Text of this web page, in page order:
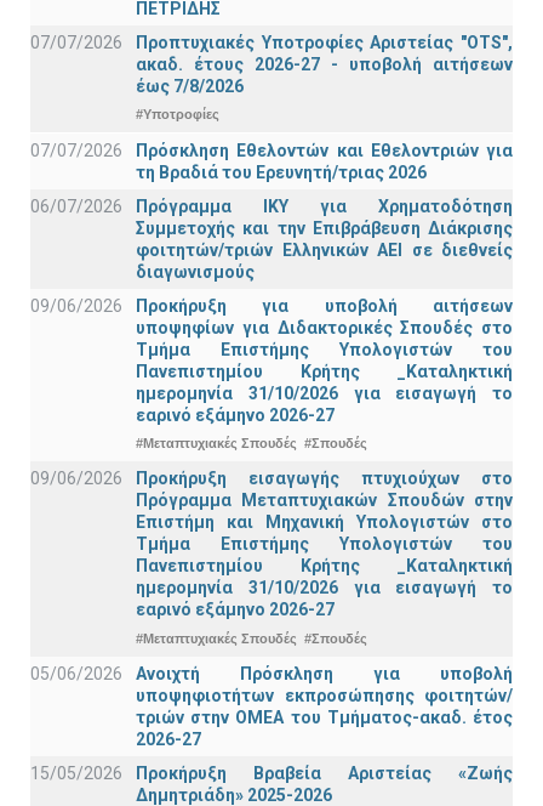
ΠΕΤΡΙΔΗΣ
07/07/2026
Προπτυχιακές Υποτροφίες Αριστείας "OTS",
ακαδ. έτους 2026-27 - υποβολή αιτήσεων
έως 7/8/2026
#Υποτροφίες
07/07/2026
Πρόσκληση Εθελοντών και Εθελοντριών για
τη Βραδιά του Ερευνητή/τριας 2026
06/07/2026
Πρόγραμμα ΙΚΥ για Χρηματοδότηση
Συμμετοχής και την Επιβράβευση Διάκρισης
φοιτητών/τριών Ελληνικών ΑΕΙ σε διεθνείς
διαγωνισμούς
09/06/2026
Προκήρυξη για υποβολή αιτήσεων
υποψηφίων για Διδακτορικές Σπουδές στο
Τμήμα Eπιστήμης Υπολογιστών του
Πανεπιστημίου Κρήτης _Καταληκτική
ημερομηνία 31/10/2026 για εισαγωγή το
εαρινό εξάμηνο 2026-27
#Μεταπτυχιακές Σπουδές #Σπουδές
09/06/2026
Προκήρυξη εισαγωγής πτυχιούχων στo
Πρόγραμμα Μεταπτυχιακών Σπουδών στην
Επιστήμη και Μηχανική Υπολογιστών στο
Τμήμα Eπιστήμης Υπολογιστών του
Πανεπιστημίου Κρήτης _Καταληκτική
ημερομηνία 31/10/2026 για εισαγωγή το
εαρινό εξάμηνο 2026-27
#Μεταπτυχιακές Σπουδές #Σπουδές
05/06/2026
Ανοιχτή Πρόσκληση για υποβολή
υποψηφιοτήτων εκπροσώπησης φοιτητών/
τριών στην ΟΜΕΑ του Τμήματος-ακαδ. έτος
2026-27
15/05/2026
Προκήρυξη Βραβεία Αριστείας «Ζωής
Δημητριάδη» 2025-2026